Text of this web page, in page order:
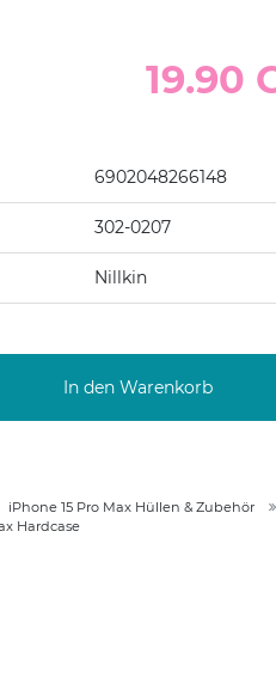
19.90
6902048266148
302-0207
Nillkin
In den Warenkorb
iPhone 15 Pro Max Hüllen & Zubehör
Hardcase